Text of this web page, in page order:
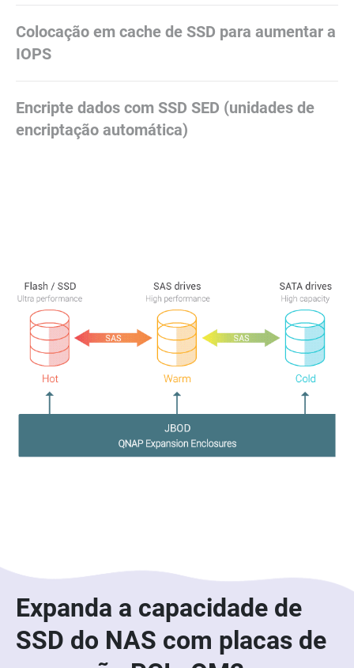
Colocação em cache de SSD para aumentar a
IOPS
Encripte dados com SSD SED (unidades de
encriptação automática)
Expanda a capacidade de
SSD do NAS com placas de